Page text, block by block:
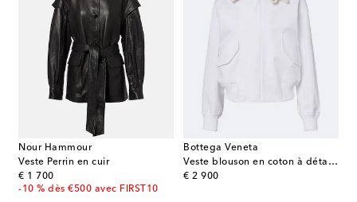
Nour Hammour
Veste Perrin en cuir
€ 1 700
original price
-10 % dès €500 avec FIRST10
Bottega Veneta
Veste blouson en coton à détail Intrecciato
€ 2 900
original price